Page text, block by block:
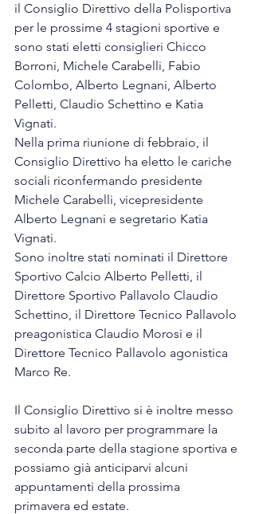
il Consiglio Direttivo della Polisportiva
per le prossime 4 stagioni sportive e
sono stati eletti consiglieri Chicco
Borroni, Michele Carabelli, Fabio
Colombo, Alberto Legnani, Alberto
Pelletti, Claudio Schettino e Katia
Vignati.
Nella prima riunione di febbraio, il
Consiglio Direttivo ha eletto le cariche
sociali riconfermando presidente
Michele Carabelli, vicepresidente
Alberto Legnani e segretario Katia
Vignati.
Sono inoltre stati nominati il Direttore
Sportivo Calcio Alberto Pelletti, il
Direttore Sportivo Pallavolo Claudio
Schettino, il Direttore Tecnico Pallavolo
preagonistica Claudio Morosi e il
Direttore Tecnico Pallavolo agonistica
Marco Re.
Il Consiglio Direttivo si è inoltre messo
subito al lavoro per programmare la
seconda parte della stagione sportiva e
possiamo già anticiparvi alcuni
appuntamenti della prossima
primavera ed estate.